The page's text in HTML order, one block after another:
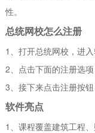
性。
总统网校怎么注册
1、打开总统网校，进入
2、点击下面的注册选
3、接下来点击注册按
软件亮点
1、课程覆盖建筑工程